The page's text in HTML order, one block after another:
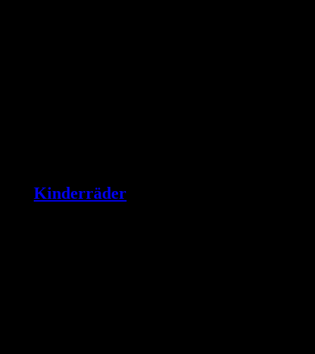
Kinderräder